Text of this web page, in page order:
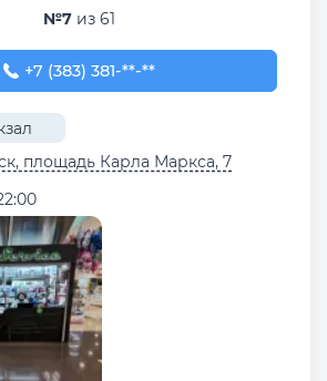
№7из 61
+7 (383) 381-75-81
+7 (383) 381-**-**
площадь Карла Маркса, 7